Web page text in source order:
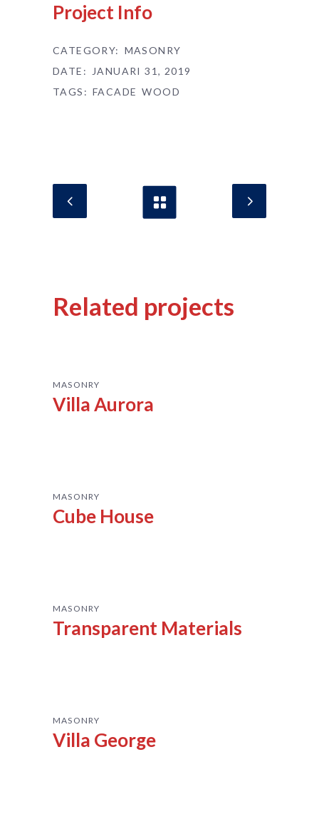
Project Info
CATEGORY: MASONRY
DATE:
JANUARI 31, 2019
TAGS: FACADE WOOD
Related projects
MASONRY
Villa Aurora
MASONRY
Cube House
MASONRY
Transparent Materials
MASONRY
Villa George